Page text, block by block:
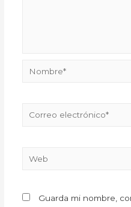
Guarda mi nombre,